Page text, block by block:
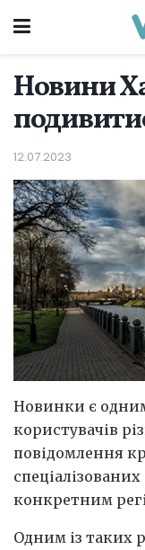
Новини
12.07.2023
Новинки є
користувачів
повідомлення
конкретним
Одним із таких